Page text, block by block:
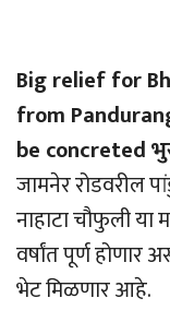
Big relief for
from
be concreted
जामनेर रोडवरील
नाहाटा चौफुली या
वर्षांत पूर्ण होणार
भेट मिळणार आहे.